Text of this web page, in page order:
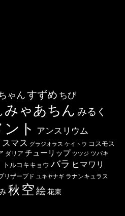
ゃんすずめ ちび
みゃあちん みるく
ト アンスリウム
スマス グラジオラス ケイトウ コスモス
ダリア チューリップ ツツジ ツバキ
トルコキキョウ バラ ヒマワリ
リザーブド ユキヤナギ ラナンキュラス
秋 空絵花束